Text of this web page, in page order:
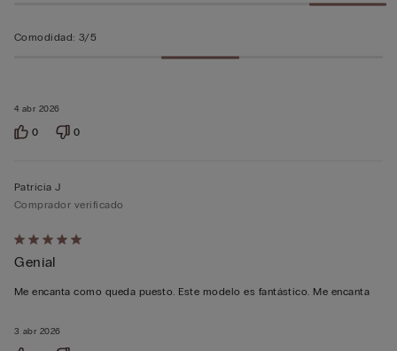
4 abr 2026
Comodidad: 3/5
0 0
Calificación
de
5
5
3 abr 2026
Patricia J
Comprador verificado
Genial
Me encanta como queda puesto. Este modelo es fantástico. Me encanta